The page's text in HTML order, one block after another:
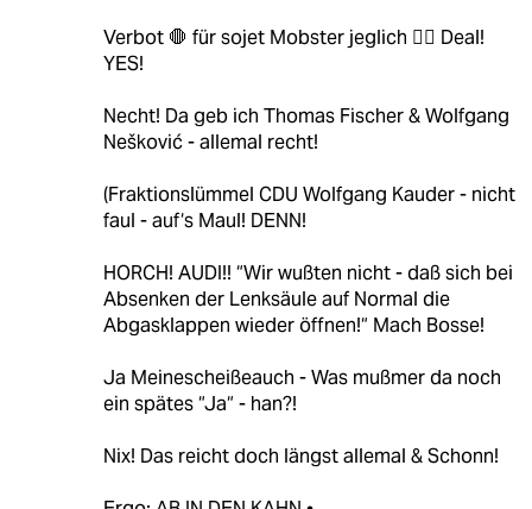
Verbot 🛑 für sojet Mobster jeglich 🧑‍⚖️ Deal!
YES!
Necht! Da geb ich Thomas Fischer & Wolfgang
Nešković - allemal recht!
(Fraktionslümmel CDU Wolfgang Kauder - nicht
faul - auf‘s Maul! DENN!
HORCH! AUDI!! “Wir wußten nicht - daß sich bei
Absenken der Lenksäule auf Normal die
Abgasklappen wieder öffnen!“ Mach Bosse!
Ja Meinescheißeauch - Was mußmer da noch
ein spätes “Ja“ - han?!
Nix! Das reicht doch längst allemal & Schonn!